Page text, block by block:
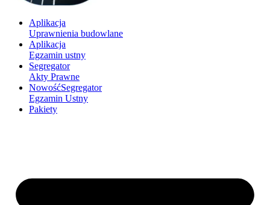
Aplikacja
Uprawnienia budowlane
Aplikacja
Egzamin ustny
Segregator
Akty Prawne
NowośćSegregator
Egzamin Ustny
Pakiety